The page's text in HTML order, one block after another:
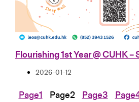
Flourishing 1st Year @ CUHK –
2026-01-12
Page1 Page2 Page3 Page